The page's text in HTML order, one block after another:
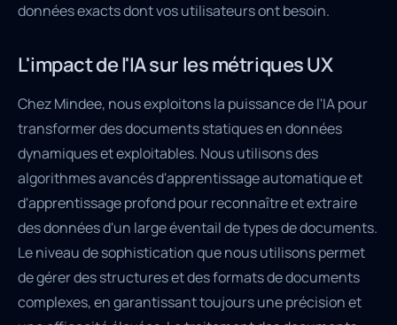
données exacts dont vos utilisateurs ont besoin.
L'impact de l'IA sur les métriques UX
Chez Mindee, nous exploitons la puissance de l'IA pour
transformer des documents statiques en données
dynamiques et exploitables. Nous utilisons des
algorithmes avancés d'apprentissage automatique et
d'apprentissage profond pour reconnaître et extraire
des données d'un large éventail de types de documents.
Le niveau de sophistication que nous utilisons permet
de gérer des structures et des formats de documents
complexes, en garantissant toujours une précision et